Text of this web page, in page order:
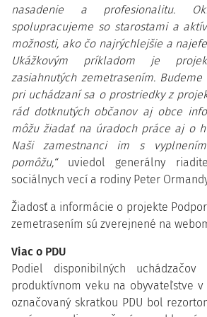
nasadenie a profesionalitu.
spolupracujeme so starostami a
možnosti, ako čo najrýchlejšie a
Ukážkovým príkladom je
zasiahnutých zemetrasením.
pri uchádzaní sa o prostriedky z
rád dotknutých občanov aj obce
môžu žiadať na úradoch práce aj o
Naši zamestnanci im s
pomôžu,“ uviedol generálny
sociálnych vecí a rodiny Peter
Žiadosť a informácie o projekte
zemetrasením sú zverejnené na
Viac o PDU
Podiel disponibilných
produktívnom veku na obyvateľstve
označovaný skratkou PDU bol